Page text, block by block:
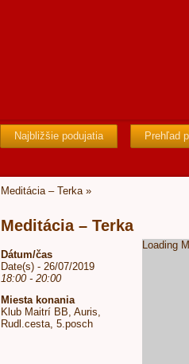
Najbližšie podujatia
Prehľad
Meditácia – Terka»
Meditácia – Terka
Loading
Dátum/čas
Date(s) - 26/07/2019
18:00 - 20:00
Miesta konania
Klub Maitrí BB, Auris,
Rudl.cesta, 5.posch